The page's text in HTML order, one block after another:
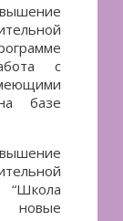
с
базе
новые